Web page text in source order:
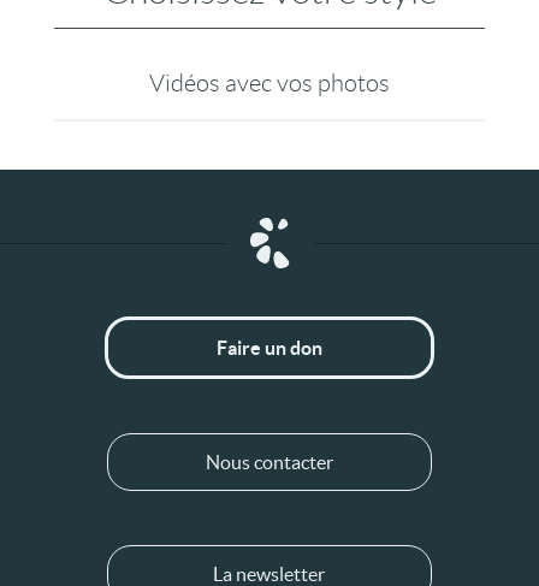
Vidéos avec vos photos
Faire un don
Nous contacter
La newsletter